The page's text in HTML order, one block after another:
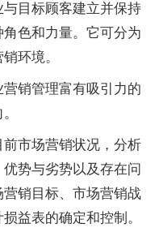
目标顾客建立并保持
色和力量。它可分为
环境。
销管理富有吸引力的
市场营销状况，分析
势与劣势以及存在问
销目标、市场营销战
益表的确定和控制。